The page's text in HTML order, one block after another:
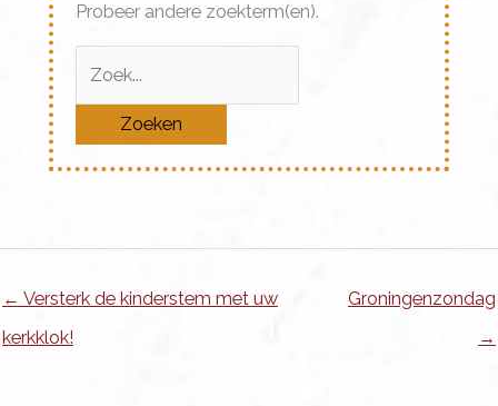
Probeer andere zoekterm(en).
← Versterk de kinderstem met uw
kerkklok!
Groningenzondag
→